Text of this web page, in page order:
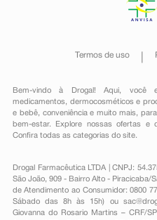
Termos de uso
Bem-vindo à Drogal! Aqui, você
medicamentos , dermocosméticos e
e bebê, conveniênciae muito mais,
bem-estar. Explore nossas ofertas e
Confira todas as categorias do site.
Drogal Farmacêutica LTDA | CNPJ:
São João, 909 - Bairro Alto - Piracicaba/
de Atendimento ao Consumidor: 0800
Sábado das 8h às 15h) ou
Giovanna do Rosario Martins – CRF/